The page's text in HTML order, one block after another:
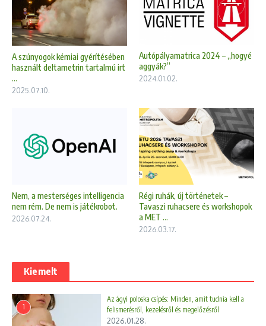
A szúnyogok kémiai gyérítésében
használt deltametrin tartalmú irt
...
2025.07.10.
Autópályamatrica 2024 – „hogyé
aggyák?”
2024.01.02.
Nem, a mesterséges intelligencia
nem rém. De nem is játékrobot.
2026.07.24.
Régi ruhák, új történetek –
Tavaszi ruhacsere és workshopok
a MET ...
2026.03.17.
Kiemelt
1
Az ágyi poloska csípés: Minden, amit tudnia kell a
felismerésről, kezelésről és megelőzésről
2026.01.28.